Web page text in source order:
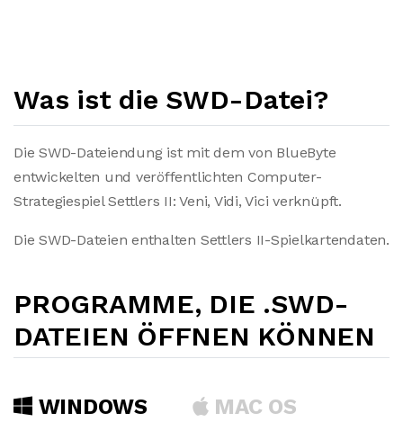
Was ist die SWD-Datei?
Die SWD-Dateiendung ist mit dem von BlueByte
entwickelten und veröffentlichten Computer-
Strategiespiel Settlers II: Veni, Vidi, Vici verknüpft.
Die SWD-Dateien enthalten Settlers II-Spielkartendaten.
PROGRAMME, DIE .SWD-
DATEIEN ÖFFNEN KÖNNEN
WINDOWS MAC OS